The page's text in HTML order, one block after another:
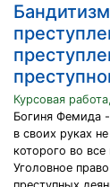
Курсовая
Богиня Фемида
в своих руках
которого во
Уголовное